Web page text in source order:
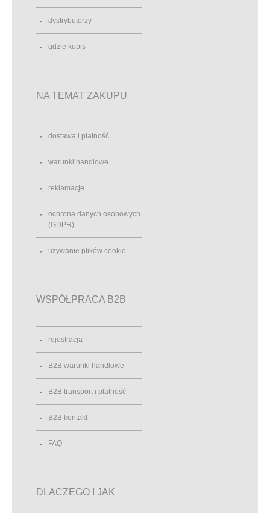
dystrybutorzy
gdzie kupis
NA TEMAT ZAKUPU
dostawa i płatność
warunki handlowe
reklamacje
ochrona danych osobowych
(GDPR)
używanie plików cookie
WSPÓŁPRACA B2B
rejestracja
B2B warunki handlowe
B2B transport i płatność
B2B kontakt
FAQ
DLACZEGO I JAK